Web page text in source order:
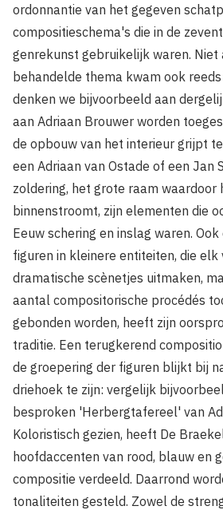
ordonnantie van het gegeven
compositieschema's die in de
genrekunst gebruikelijk waren. Niet
behandelde thema kwam ook
denken we bijvoorbeeld aan
aan Adriaan Brouwer worden
de opbouw van het interieur grijpt
een Adriaan van Ostade of een Jan
zoldering, het grote raam waardoor
binnenstroomt, zijn elementen die
Eeuw schering en inslag waren.
figuren in kleinere entiteiten, die elk
dramatische scènetjes uitmaken,
aantal compositorische procédés
gebonden worden, heeft zijn
traditie. Een terugkerend
de groepering der figuren blijkt bij
driehoek te zijn: vergelijk
besproken 'Herbergtafereel' van
Koloristisch gezien, heeft De
hoofdaccenten van rood, blauw en
compositie verdeeld. Daarrond
tonaliteiten gesteld. Zowel de